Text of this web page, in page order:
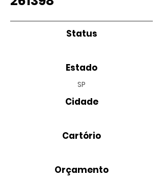
Status
Estado
SP
Cidade
Cartório
Orçamento